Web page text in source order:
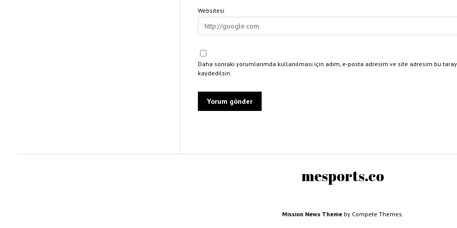
Websitesi
Daha sonraki yorumlarımda kullanılması için adım, e-posta adresim ve site adresim bu
kaydedilsin.
mesports.co
Mission News Theme by Compete Themes.